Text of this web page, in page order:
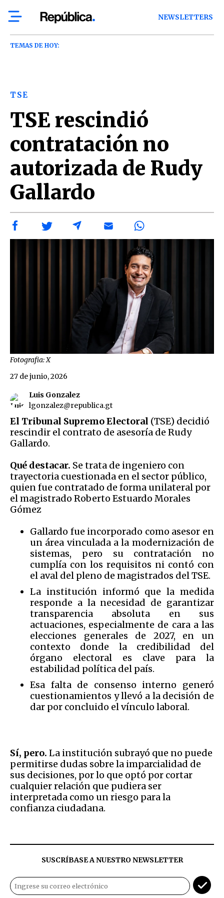
NEWSLETTERS
TEMAS DE HOY:
TSE
TSE rescindió
contratación no
autorizada de Rudy
Gallardo
Fotografia: X
Luis Gonzalez
lgonzalez@republica.gt
27 de junio, 2026
El Tribunal Supremo Electoral (TSE) decidió
rescindir el contrato de asesoría de Rudy
Gallardo.
Qué destacar. Se trata de ingeniero con
trayectoria cuestionada en el sector público,
quien fue contratado de forma unilateral por
el magistrado Roberto Estuardo Morales
Gómez
Gallardo fue incorporado como asesor en
un área vinculada a la modernización de
sistemas, pero su contratación no
cumplía con los requisitos ni contó con
el aval del pleno de magistrados del TSE.
La institución informó que la medida
responde a la necesidad de garantizar
transparencia absoluta en sus
actuaciones, especialmente de cara a las
elecciones generales de 2027, en un
contexto donde la credibilidad del
órgano electoral es clave para la
estabilidad política del país.
Esa falta de consenso interno generó
cuestionamientos y llevó a la decisión de
dar por concluido el vínculo laboral.
Sí, pero. La institución subrayó que no puede
permitirse dudas sobre la imparcialidad de
sus decisiones, por lo que optó por cortar
cualquier relación que pudiera ser
interpretada como un riesgo para la
confianza ciudadana.
SUSCRÍBASE A NUESTRO NEWSLETTER